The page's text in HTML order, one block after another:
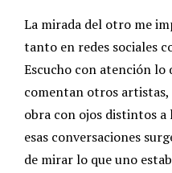
La mirada del otro me
tanto en redes sociales
Escucho con atención lo
comentan otros artistas,
obra con ojos distintos a
esas conversaciones
de mirar lo que uno